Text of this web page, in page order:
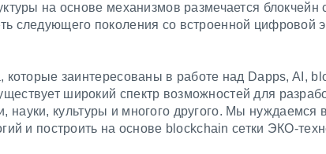
на основе механизмов размечается блокчейн
следующего поколения со встроенной цифровой
заинтересованы в работе над Dapps, AI,
широкий спектр возможностей для
науки, культуры и многого другого. Мы нуждаемся
и построить на основе blockchain сетки ЭКО-